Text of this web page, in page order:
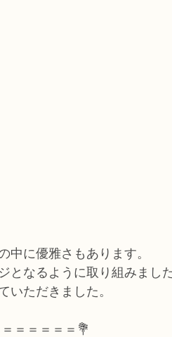
中に優雅さもあります。
となるように取り組みまし
いただきました。
＝＝＝＝＝💐